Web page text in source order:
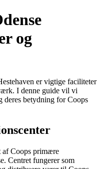
og
er vigtige faciliteter
I denne guide vil vi
deres betydning for Coops
af Coops primære
Centret fungerer som